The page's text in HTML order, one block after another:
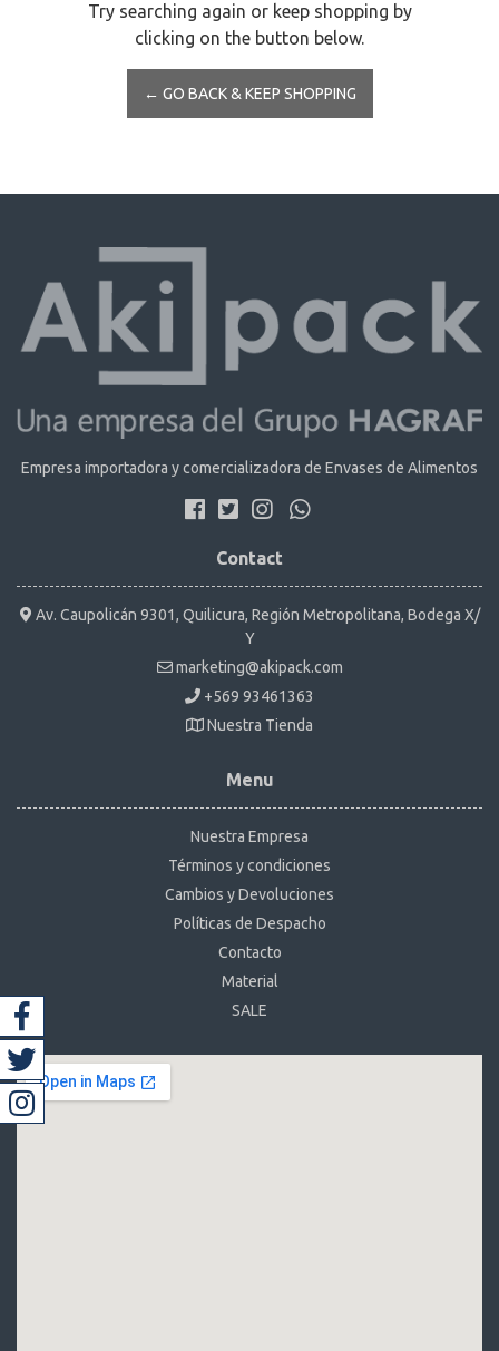
Try searching again or keep shopping by
clicking on the button below.
← GO BACK & KEEP SHOPPING
Empresa importadora y comercializadora de Envases de Alimentos
Contact
Av. Caupolicán 9301, Quilicura, Región Metropolitana, Bodega X/
Y
marketing@akipack.com
+569 93461363
Nuestra Tienda
Menu
Nuestra Empresa
Términos y condiciones
Cambios y Devoluciones
Políticas de Despacho
Contacto
Material
SALE